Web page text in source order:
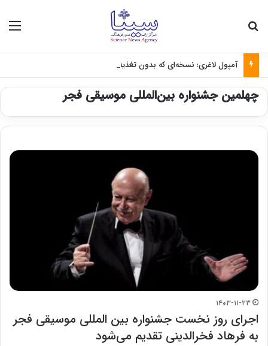
آمپول لاغری؛ نسخه‌ای که بدون تغذیه خطرناک می‌شود
چهلمین جشنواره بین‌المللی موسیقی فجر
۱۴۰۳-۱۱-۲۳
اجرای روز نخست جشنواره بین المللی موسیقی فجر
به فرهاد فخرالدینی تقدیم می‌شود